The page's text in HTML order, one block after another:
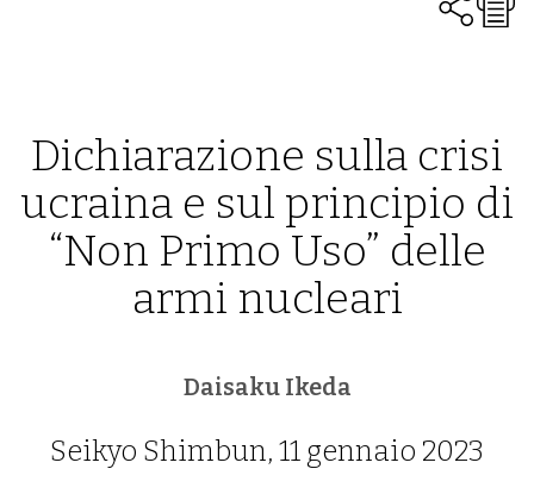
Dichiarazione sulla crisi
ucraina e sul principio di
“Non Primo Uso” delle
armi nucleari
Daisaku Ikeda
Seikyo Shimbun, 11 gennaio 2023